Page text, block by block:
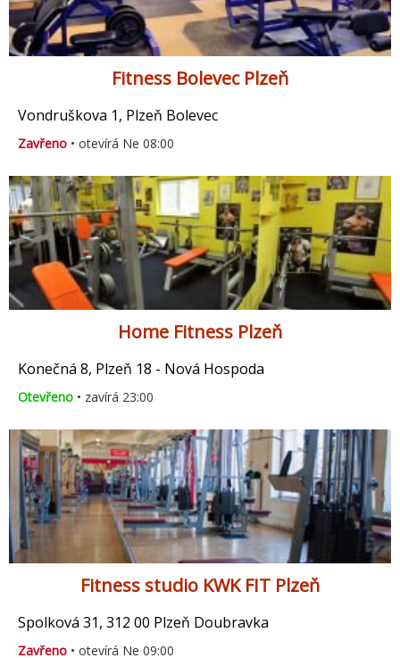
Fitness Bolevec Plzeň
Vondruškova 1, Plzeň Bolevec
Zavřeno • otevírá Ne 08:00
Home Fitness Plzeň
Konečná 8, Plzeň 18 - Nová Hospoda
Otevřeno • zavírá 23:00
Fitness studio KWK FIT Plzeň
Spolková 31, 312 00 Plzeň Doubravka
Zavřeno • otevírá Ne 09:00